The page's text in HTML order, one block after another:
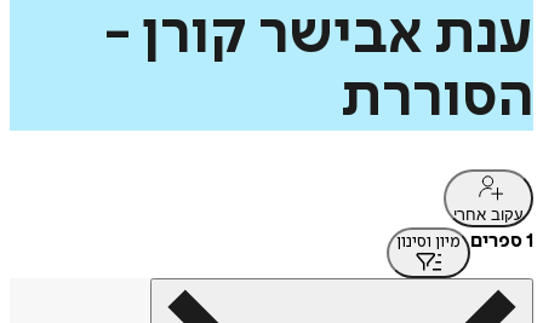
ענת אבישר קורן -
הסוררת
עקוב אחרי
1 ספרים מיון וסינון